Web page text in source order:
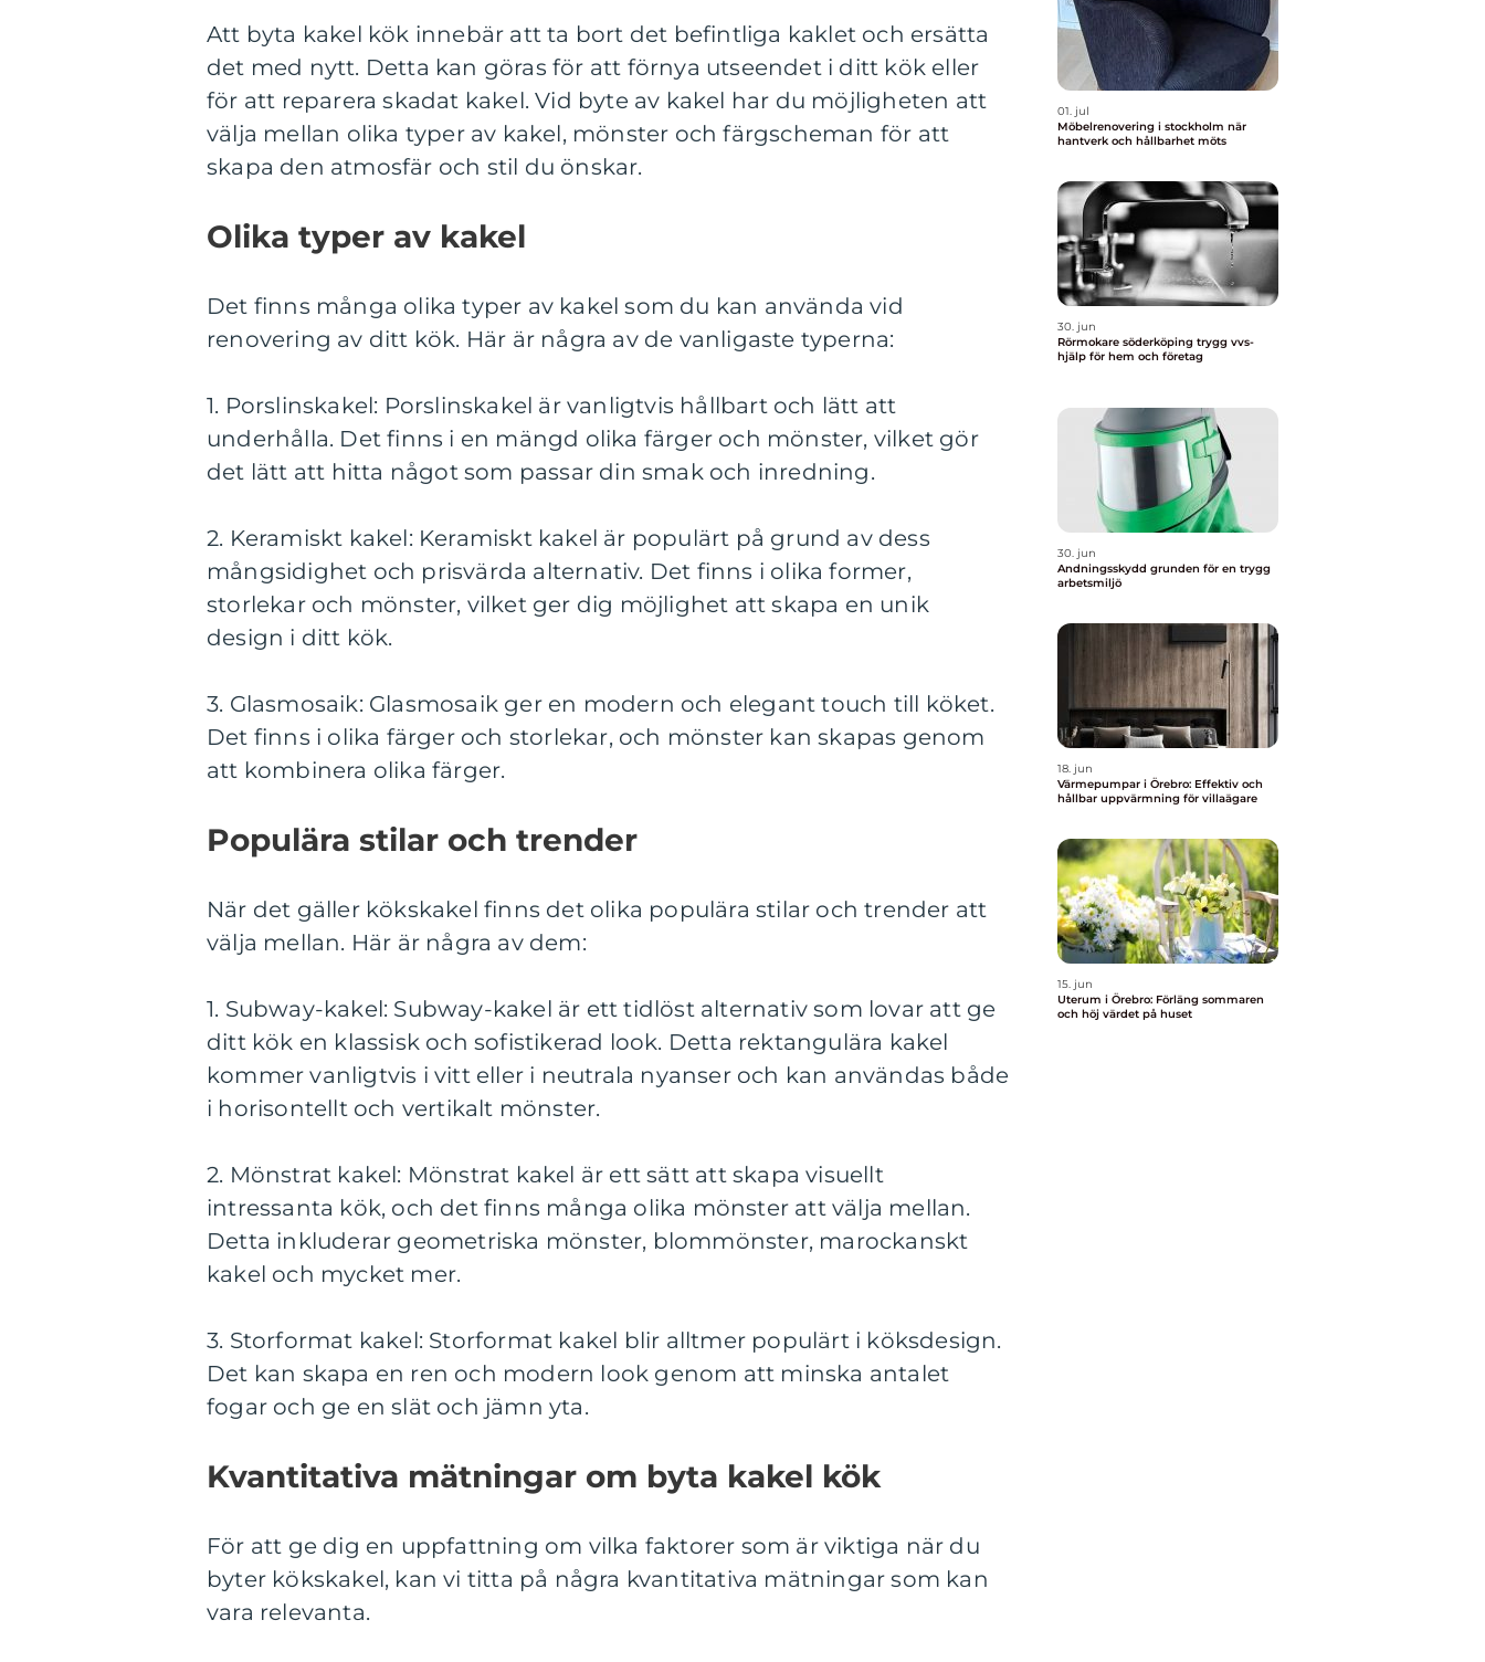
Att byta kakel kök innebär att ta bort det befintliga kaklet och ersätta
det med nytt. Detta kan göras för att förnya utseendet i ditt kök eller
för att reparera skadat kakel. Vid byte av kakel har du möjligheten att
välja mellan olika typer av kakel, mönster och färgscheman för att
skapa den atmosfär och stil du önskar.
Olika typer av kakel
Det finns många olika typer av kakel som du kan använda vid
renovering av ditt kök. Här är några av de vanligaste typerna:
1. Porslinskakel: Porslinskakel är vanligtvis hållbart och lätt att
underhålla. Det finns i en mängd olika färger och mönster, vilket gör
det lätt att hitta något som passar din smak och inredning.
2. Keramiskt kakel: Keramiskt kakel är populärt på grund av dess
mångsidighet och prisvärda alternativ. Det finns i olika former,
storlekar och mönster, vilket ger dig möjlighet att skapa en unik
design i ditt kök.
3. Glasmosaik: Glasmosaik ger en modern och elegant touch till köket.
Det finns i olika färger och storlekar, och mönster kan skapas genom
att kombinera olika färger.
Populära stilar och trender
När det gäller kökskakel finns det olika populära stilar och trender att
välja mellan. Här är några av dem:
1. Subway-kakel: Subway-kakel är ett tidlöst alternativ som lovar att ge
ditt kök en klassisk och sofistikerad look. Detta rektangulära kakel
kommer vanligtvis i vitt eller i neutrala nyanser och kan användas både
i horisontellt och vertikalt mönster.
2. Mönstrat kakel: Mönstrat kakel är ett sätt att skapa visuellt
intressanta kök, och det finns många olika mönster att välja mellan.
Detta inkluderar geometriska mönster, blommönster, marockanskt
kakel och mycket mer.
3. Storformat kakel: Storformat kakel blir alltmer populärt i köksdesign.
Det kan skapa en ren och modern look genom att minska antalet
fogar och ge en slät och jämn yta.
Kvantitativa mätningar om byta kakel kök
För att ge dig en uppfattning om vilka faktorer som är viktiga när du
byter kökskakel, kan vi titta på några kvantitativa mätningar som kan
vara relevanta.
01. jul
Möbelrenovering i stockholm när
hantverk och hållbarhet möts
30. jun
Rörmokare söderköping trygg vvs-
hjälp för hem och företag
30. jun
Andningsskydd grunden för en trygg
arbetsmiljö
18. jun
Värmepumpar i Örebro: Effektiv och
hållbar uppvärmning för villaägare
15. jun
Uterum i Örebro: Förläng sommaren
och höj värdet på huset